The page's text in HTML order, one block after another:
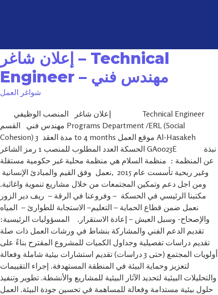
إعلان شاغر – Technical
شواغر العمل
مهندس فني القسم Programs Department /ERL (Social
Cohesion) مدة العقد 3 to 4 months موقع العمل Al-Hasakeh
الحسكة العدد المطلوب للمنصب 1 رمز الشاغر GA0023E نبذة
عن المنظمة : منظمة السلام هي منظمة محلية غير حكومية مستقلة
وغير ربحية تأسست عام 2015 ,نعمل وفق القيم والمبادئ الإنسانية
ومن اجل دعم وتمكين المجتمعات من خلال مشاريع تنموية واغاثية.
مكتبنا الرئيسي في الحسكة – وفروعنا في الرقة – ريف دير الزور
نعمل ضمن قطاع الحماية – التعليم– الاستجابة للطوارئ – المياه
والإصحاح- وسبل العيش – إعادة الاستقرار. المسؤوليات الرئيسية:
تقديم الدعم الفني والمشاركة بنشاط في ورشات العمل ذات صلة
تقديم دراسات تفصيلية وجداول الكميات للمشروع المقترح بناءً على
أولويات المجتمع (حتى 3 دراسات) تقديم استشارات بيئية شاملة وفعالة
لتعزيز وحماية البيئة في المنطقة المستهدفة. إجراء التقييمات
والتحليلات البيئية لتحديد الآثار البيئية للمشاريع والأنشطة. تطوير وتنفيذ
حلول بيئية مستدامة وفعالة للمساهمة في تحسين جودة البيئة. العمل